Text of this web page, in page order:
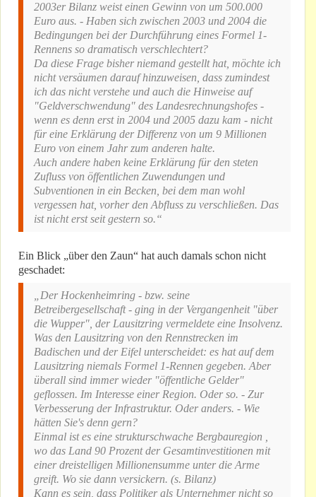
2003er Bilanz weist einen Gewinn von um 500.000
Euro aus. - Haben sich zwischen 2003 und 2004 die
Bedingungen bei der Durchführung eines Formel 1-
Rennens so dramatisch verschlechtert?
Da diese Frage bisher niemand gestellt hat, möchte ich
nicht versäumen darauf hinzuweisen, dass zumindest
ich das nicht verstehe und auch die Hinweise auf
"Geldverschwendung" des Landesrechnungshofes -
wenn es denn erst in 2004 und 2005 dazu kam - nicht
für eine Erklärung der Differenz von um 9 Millionen
Euro von einem Jahr zum anderen halte.
Auch andere haben keine Erklärung für den steten
Zufluss von öffentlichen Zuwendungen und
Subventionen in ein Becken, bei dem man wohl
vergessen hat, vorher den Abfluss zu verschließen. Das
ist nicht erst seit gestern so.“
Ein Blick „über den Zaun“ hat auch damals schon nicht
geschadet:
„Der Hockenheimring - bzw. seine
Betreibergesellschaft - ging in der Vergangenheit "über
die Wupper", der Lausitzring vermeldete eine Insolvenz.
Was den Lausitzring von den Rennstrecken im
Badischen und der Eifel unterscheidet: es hat auf dem
Lausitzring niemals Formel 1-Rennen gegeben. Aber
überall sind immer wieder "öffentliche Gelder"
geflossen. Im Interesse einer Region. Oder so. - Zur
Verbesserung der Infrastruktur. Oder anders. - Wie
hätten Sie's denn gern?
Einmal ist es eine strukturschwache Bergbauregion ,
wo das Land 90 Prozent der Gesamtinvestitionen mit
einer dreistelligen Millionensumme unter die Arme
greift. Wo sie dann versickern. (s. Bilanz)
Kann es sein, dass Politiker als Unternehmer nicht so